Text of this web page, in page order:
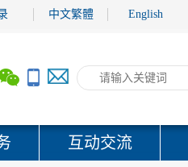
中文繁體 English
互动交流